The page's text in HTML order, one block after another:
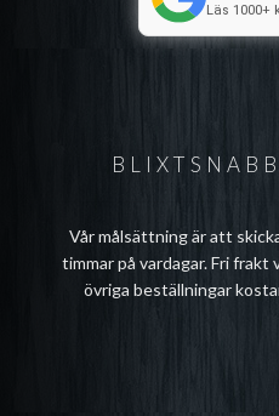
Vår målsättning är att
timmar på vardagar. Fri frakt
övriga beställningar
Läs 1000+